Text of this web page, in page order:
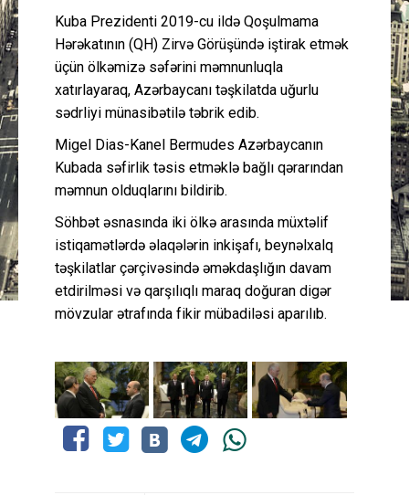
Kuba Prezidenti 2019-cu ildə Qoşulmama
Hərəkatının (QH) Zirvə Görüşündə iştirak etmək
üçün ölkəmizə səfərini məmnunluqla
xatırlayaraq, Azərbaycanı təşkilatda uğurlu
sədrliyi münasibətilə təbrik edib.
Migel Dias-Kanel Bermudes Azərbaycanın
Kubada səfirlik təsis etməklə bağlı qərarından
məmnun olduqlarını bildirib.
Söhbət əsnasında iki ölkə arasında müxtəlif
istiqamətlərdə əlaqələrin inkişafı, beynəlxalq
təşkilatlar çərçivəsində əməkdaşlığın davam
etdirilməsi və qarşılıqlı maraq doğuran digər
mövzular ətrafında fikir mübadiləsi aparılıb.